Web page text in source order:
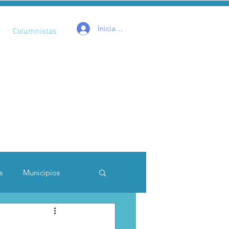
Columnistas Iniciar sesión
Municipios